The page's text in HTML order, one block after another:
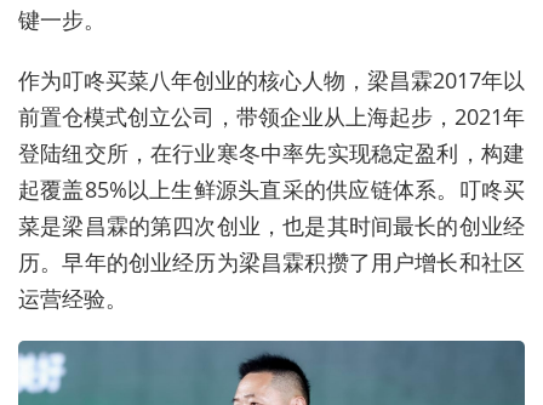
键一步。
作为叮咚买菜八年创业的核心人物，梁昌霖2017年以
前置仓模式创立公司，带领企业从上海起步，2021年
登陆纽交所，在行业寒冬中率先实现稳定盈利，构建
起覆盖85%以上生鲜源头直采的供应链体系。 叮咚买
菜是梁昌霖的第四次创业，也是其时间最长的创业经
历。早年的创业经历为梁昌霖积攒了用户增长和社区
运营经验。